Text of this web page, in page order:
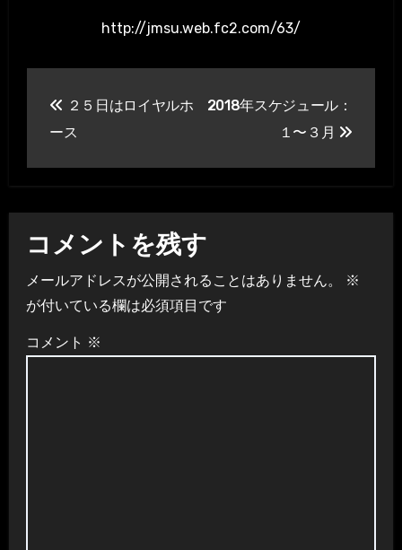
http://jmsu.web.fc2.com/63/
ゲ
ー
シ
ョ
２５日はロイヤルホ
ース
2018年スケジュール：
１〜３月
コメントを残す
メールアドレスが公開されることはありません。
※
が付いている欄は必須項目です
コメント ※